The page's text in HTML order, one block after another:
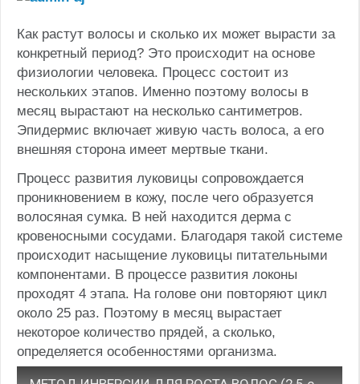
Как растут волосы и сколько их может вырасти за
конкретный период? Это происходит на основе
физиологии человека. Процесс состоит из
нескольких этапов. Именно поэтому волосы в
месяц вырастают на несколько сантиметров.
Эпидермис включает живую часть волоса, а его
внешняя сторона имеет мертвые ткани.
Процесс развития луковицы сопровождается
проникновением в кожу, после чего образуется
волосяная сумка. В ней находится дерма с
кровеносными сосудами. Благодаря такой системе
происходит насыщение луковицы питательными
компонентами. В процессе развития локоны
проходят 4 этапа. На голове они повторяют цикл
около 25 раз. Поэтому в месяц вырастает
некоторое количество прядей, а сколько,
определяется особенностями организма.